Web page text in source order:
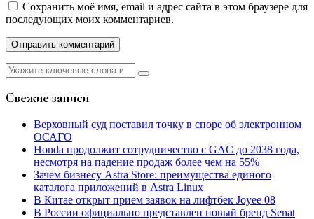
Сохранить моё имя, email и адрес сайта в этом браузере для
последующих моих комментариев.
Найти:
Свежие записи
Верховный суд поставил точку в споре об электронном
ОСАГО
Honda продолжит сотрудничество с GAC до 2038 года,
несмотря на падение продаж более чем на 55%
Зачем бизнесу Astra Store: преимущества единого
каталога приложений в Astra Linux
В Китае открыт прием заявок на лифтбек Joyee 08
В России официально представлен новый бренд Senat